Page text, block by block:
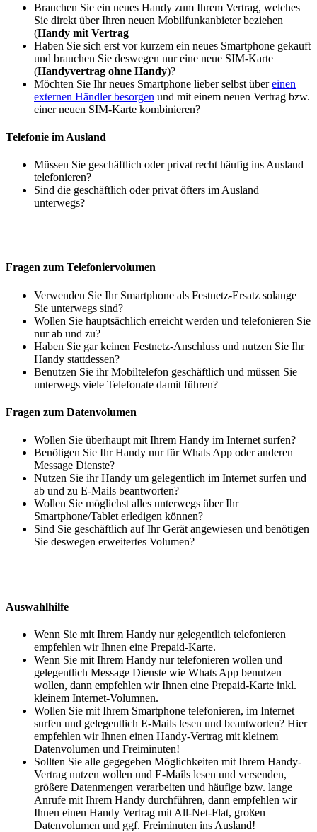
Brauchen Sie ein neues Handy zum Ihrem Vertrag, welches
Sie direkt über Ihren neuen Mobilfunkanbieter beziehen
(Handy mit Vertrag
Haben Sie sich erst vor kurzem ein neues Smartphone gekauft
und brauchen Sie deswegen nur eine neue SIM-Karte
(Handyvertrag ohne Handy)?
Möchten Sie Ihr neues Smartphone lieber selbst übereinen
externen Händler besorgen und mit einem neuen Vertrag bzw.
einer neuen SIM-Karte kombinieren?
Telefonie im Ausland
Müssen Sie geschäftlich oder privat recht häufig ins Ausland
telefonieren?
Sind die geschäftlich oder privat öfters im Ausland
unterwegs?
Fragen zum Telefoniervolumen
Verwenden Sie Ihr Smartphone als Festnetz-Ersatz solange
Sie unterwegs sind?
Wollen Sie hauptsächlich erreicht werden und telefonieren Sie
nur ab und zu?
Haben Sie gar keinen Festnetz-Anschluss und nutzen Sie Ihr
Handy stattdessen?
Benutzen Sie ihr Mobiltelefon geschäftlich und müssen Sie
unterwegs viele Telefonate damit führen?
Fragen zum Datenvolumen
Wollen Sie überhaupt mit Ihrem Handy im Internet surfen?
Benötigen Sie Ihr Handy nur für Whats App oder anderen
Message Dienste?
Nutzen Sie ihr Handy um gelegentlich im Internet surfen und
ab und zu E-Mails beantworten?
Wollen Sie möglichst alles unterwegs über Ihr
Smartphone/Tablet erledigen können?
Sind Sie geschäftlich auf Ihr Gerät angewiesen und benötigen
Sie deswegen erweitertes Volumen?
Auswahlhilfe
Wenn Sie mit Ihrem Handy nur gelegentlich telefonieren
empfehlen wir Ihnen eine Prepaid-Karte.
Wenn Sie mit Ihrem Handy nur telefonieren wollen und
gelegentlich Message Dienste wie Whats App benutzen
wollen, dann empfehlen wir Ihnen eine Prepaid-Karte inkl.
kleinem Internet-Volumnen.
Wollen Sie mit Ihrem Smartphone telefonieren, im Internet
surfen und gelegentlich E-Mails lesen und beantworten? Hier
empfehlen wir Ihnen einen Handy-Vertrag mit kleinem
Datenvolumen und Freiminuten!
Sollten Sie alle gegegeben Möglichkeiten mit Ihrem Handy-
Vertrag nutzen wollen und E-Mails lesen und versenden,
größere Datenmengen verarbeiten und häufige bzw. lange
Anrufe mit Ihrem Handy durchführen, dann empfehlen wir
Ihnen einen Handy Vertrag mit All-Net-Flat, großen
Datenvolumen und ggf. Freiminuten ins Ausland!